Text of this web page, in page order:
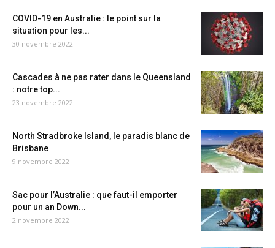
COVID-19 en Australie : le point sur la
situation pour les...
30 novembre 2022
Cascades à ne pas rater dans le Queensland
: notre top...
23 novembre 2022
North Stradbroke Island, le paradis blanc de
Brisbane
9 novembre 2022
Sac pour l’Australie : que faut-il emporter
pour un an Down...
2 novembre 2022